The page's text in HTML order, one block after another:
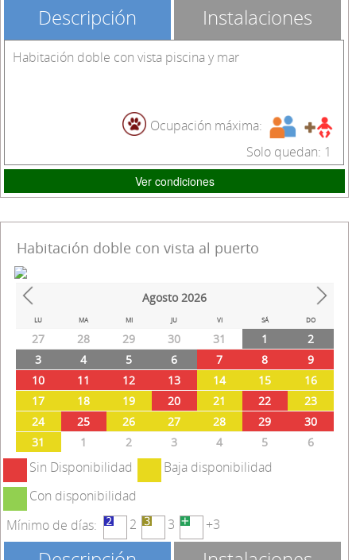
Descripción Instalaciones
Habitación doble con vista piscina y mar
Ocupación máxima:
Solo quedan: 1
Ver condiciones
Habitación doble con vista al puerto
Prev Next
Agosto 2026
LU MA MI JU VI SÁ DO
27 28 29 30 31 1
2
3
4 5 6 7 8
9
10
11 12 13 14 15
16
17
18 19 20 21 22
23
24
25 26 27 28 29
30
31
1 2 3 4 5 6
Sin Disponibilidad
Baja disponibilidad
Con disponibilidad
Mínimo de días:
2 3 +3